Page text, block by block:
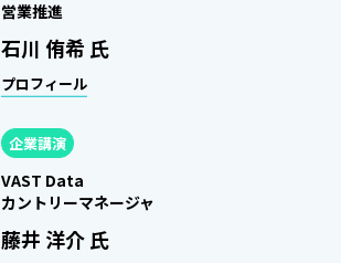
営業推進
石川 侑希 氏
プロフィール
企業講演
VAST Data
カントリーマネージャ
藤井 洋介 氏